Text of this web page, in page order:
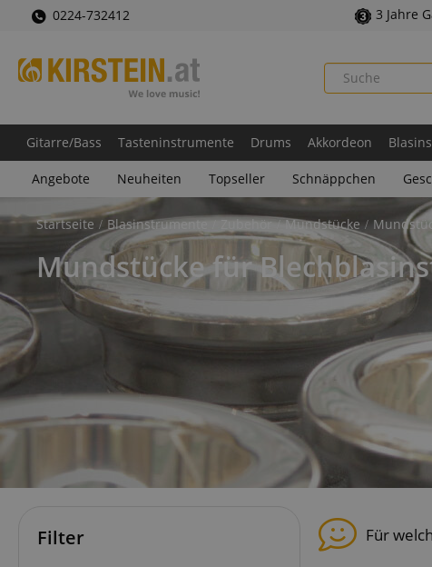
0224-732412 3 Jahre
Gitarre/Bass Tasteninstrumente Drums Akkordeon
Angebote Neuheiten Topseller Schnäppchen
Startseite Blasinstrumente Zubehör Mundstücke
Mundstücke für
Für
Filter